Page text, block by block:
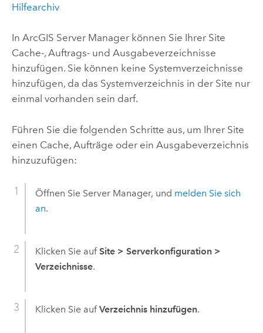
Hilfearchiv
In ArcGIS Server Managerkönnen Sie Ihrer Site
Cache-, Auftrags- und Ausgabeverzeichnisse
hinzufügen. Sie können keine Systemverzeichnisse
hinzufügen, da das Systemverzeichnis in der Site nur
einmal vorhanden sein darf.
Führen Sie die folgenden Schritte aus, um Ihrer Site
einen Cache, Aufträge oder ein Ausgabeverzeichnis
hinzuzufügen:
Öffnen Sie Server Manager, und melden Sie sich
an.
Klicken Sie auf Site > Serverkonfiguration >
Verzeichnisse.
Klicken Sie auf Verzeichnis hinzufügen.